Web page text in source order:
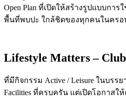
Open Plan ที่เปิดให้สร้างรูปแบบการ
พื้นที่พบปะ ใกล้ชิดของทุกคนในครอ
Lifestyle Matters –
ที่มีกิจกรรม Active / Leisure ในบรร
Facilities ที่ครบครัน แต่เปิดโอกาสใ